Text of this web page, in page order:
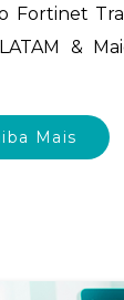
Fortinet
&
Mais